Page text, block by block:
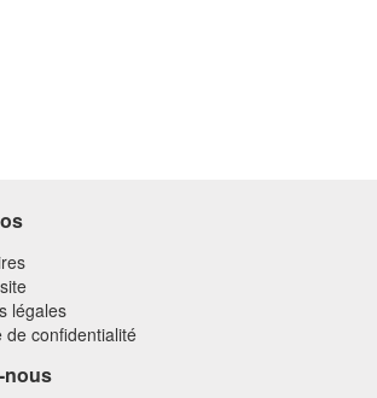
légales
de confidentialité
nous